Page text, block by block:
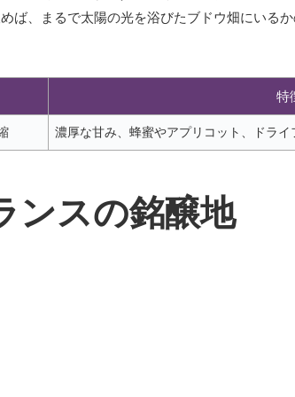
ば、まるで太陽の光を浴びたブドウ畑にいる
特
濃厚な甘み、蜂蜜やアプリコット、ドラ
ンスの銘醸地